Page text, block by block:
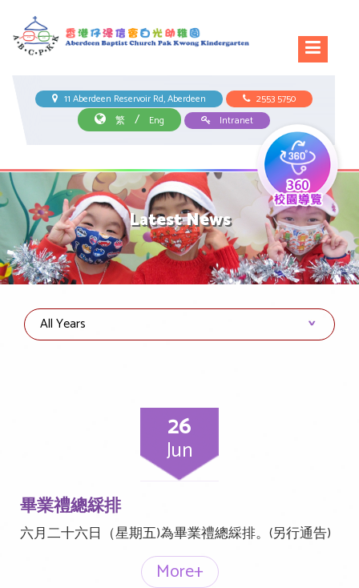
11 Aberdeen Reservoir Rd, Aberdeen
2553 5750
繁
/ Eng Intranet
Latest News
26
Jun
畢業禮總綵排
六月二十六日（星期五)為畢業禮總綵排。(另行通告)
More+